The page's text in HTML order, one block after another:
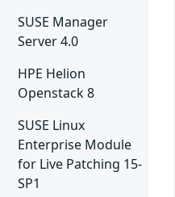
SUSE Manager
Server 4.0
HPE Helion
Openstack 8
SUSE Linux
Enterprise Module
for Live Patching 15-
SP1